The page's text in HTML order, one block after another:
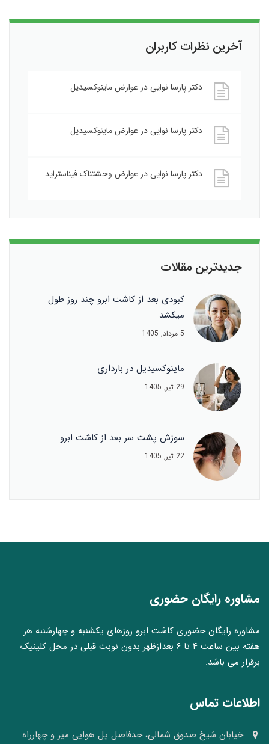
آخرین نظرات کاربران
دکتر پارسا نواییدر عوارض ماینوکسیدیل
دکتر پارسا نواییدر عوارض ماینوکسیدیل
دکتر پارسا نواییدر عوارض وحشتناک فیناستراید
جدیدترین مقالات
کبودی بعد از کاشت ابرو چند روز طول
میکشد
5 مرداد, 1405
ماینوکسیدیل در بارداری
29 تیر, 1405
سوزش پشت سر بعد از کاشت ابرو
22 تیر, 1405
مشاوره رایگان حضوری
مشاوره رایگان حضوری کاشت ابرو روزهای یکشنبه و چهارشنبه هر
هفته بین ساعت ۴ تا ۶ بعدازظهر بدون نوبت قبلی در محل کلینیک
برقرار می باشد.
اطلاعات تماس
خیابان شیخ صدوق شمالی، حدفاصل پل هوایی میر و چهارراه